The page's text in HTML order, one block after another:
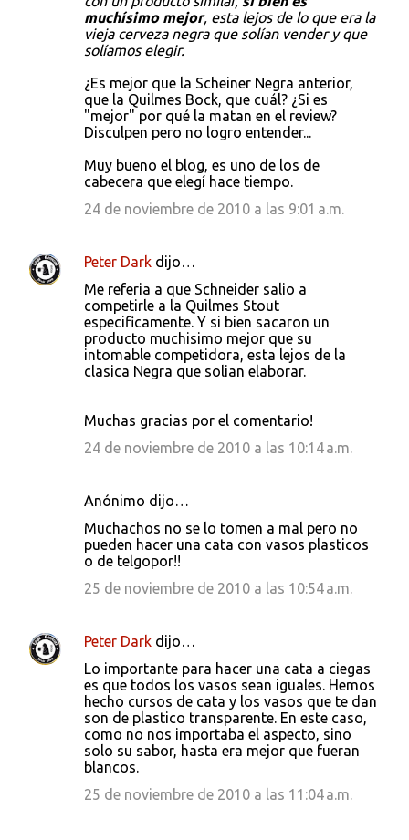
muchísimo mejor, esta lejos de lo que era la
vieja cerveza negra que solían vender y que
solíamos elegir.
¿Es mejor que la Scheiner Negra anterior,
que la Quilmes Bock, que cuál? ¿Si es
"mejor" por qué la matan en el review?
Disculpen pero no logro entender...
Muy bueno el blog, es uno de los de
cabecera que elegí hace tiempo.
24 de noviembre de 2010 a las 9:01 a.m.
Peter Dark dijo…
Me referia a que Schneider salio a
competirle a la Quilmes Stout
especificamente. Y si bien sacaron un
producto muchisimo mejor que su
intomable competidora, esta lejos de la
clasica Negra que solian elaborar.
Muchas gracias por el comentario!
24 de noviembre de 2010 a las 10:14 a.m.
Anónimo dijo…
Muchachos no se lo tomen a mal pero no
pueden hacer una cata con vasos plasticos
o de telgopor!!
25 de noviembre de 2010 a las 10:54 a.m.
Peter Dark dijo…
Lo importante para hacer una cata a ciegas
es que todos los vasos sean iguales. Hemos
hecho cursos de cata y los vasos que te dan
son de plastico transparente. En este caso,
como no nos importaba el aspecto, sino
solo su sabor, hasta era mejor que fueran
blancos.
25 de noviembre de 2010 a las 11:04 a.m.